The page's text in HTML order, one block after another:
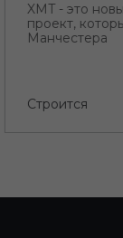
XMT - это
проект,
Манчестера
Строится